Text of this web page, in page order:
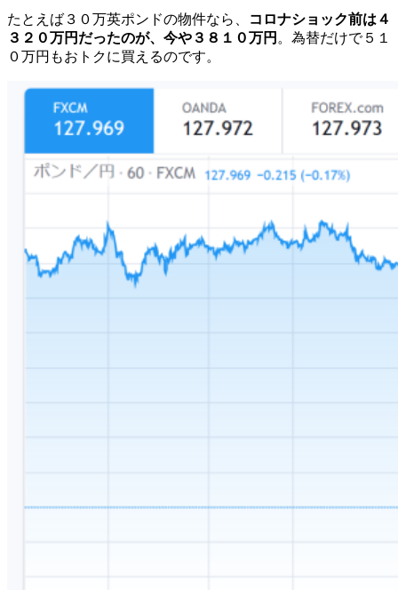
たとえば３０万英ポンドの物件なら、
コロナショック前は４
３２０万円だったのが、今や３８１０万円 。為替だけで５１
０万円もおトクに買えるのです。